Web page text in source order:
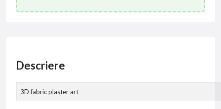
Descriere
3D fabric plaster art